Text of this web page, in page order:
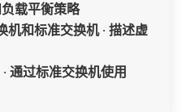
载平衡策略
和标准交换机 · 描述虚
通过标准交换机使用